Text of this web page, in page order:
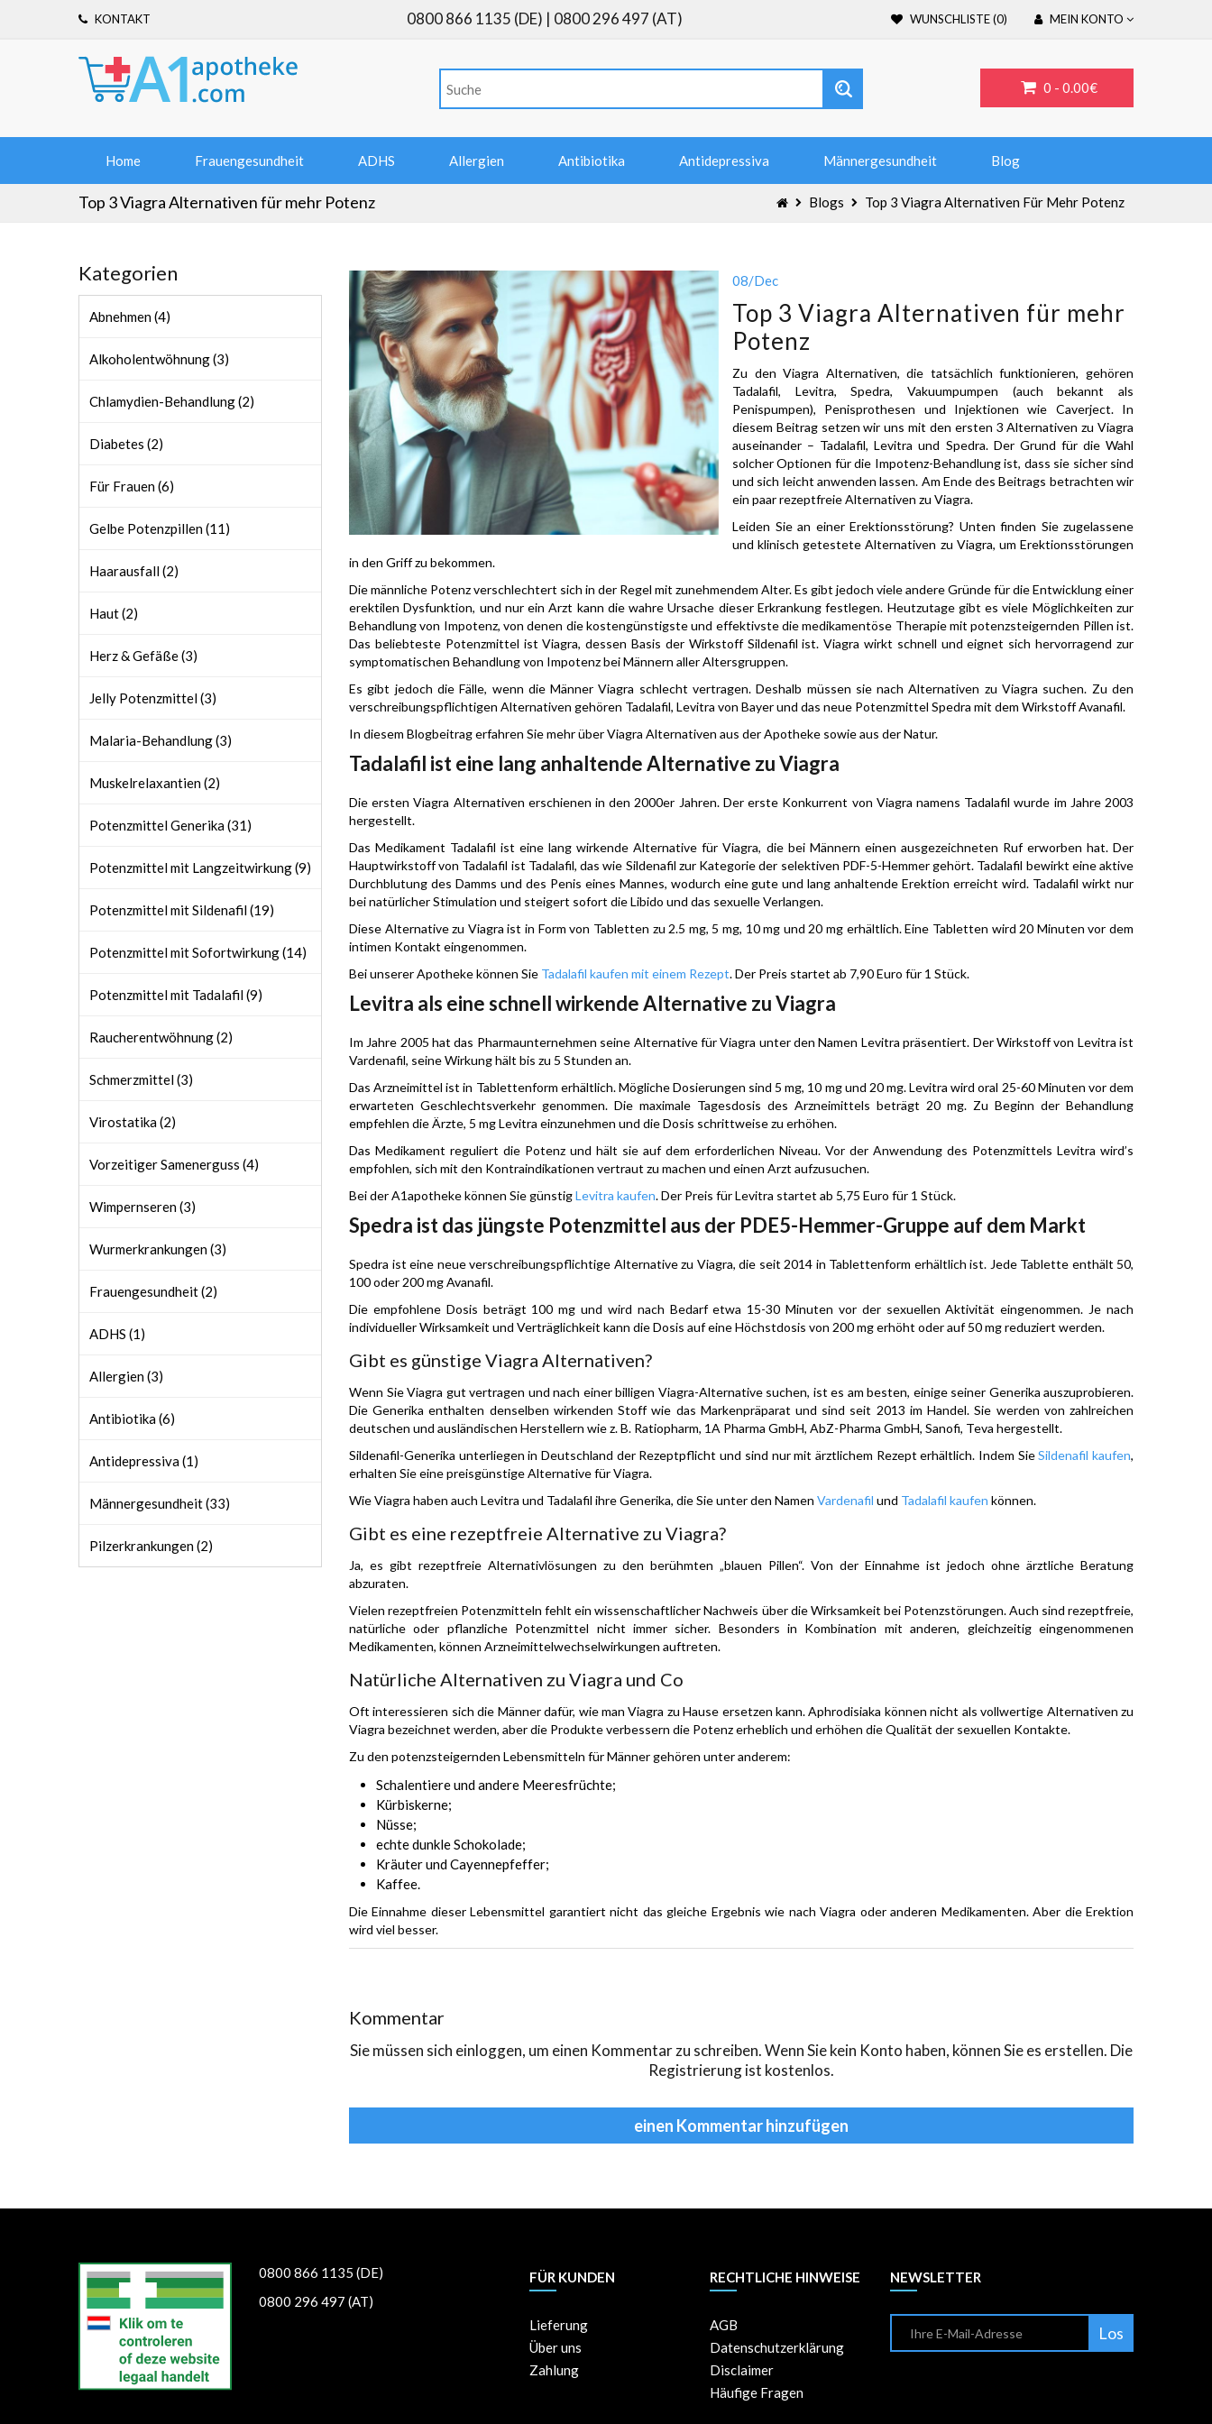
KONTAKT 0800 866 1135 (DE) | 0800 296 497 (AT) WUNSCHLISTE (0) MEIN KONTO
0 - 0.00€
Home Frauengesundheit ADHS Allergien Antibiotika Antidepressiva Männergesundheit Blog
Top 3 Viagra Alternativen für mehr Potenz Blogs Top 3 Viagra Alternativen Für Mehr Potenz
Kategorien
Abnehmen (4)
Alkoholentwöhnung (3)
Chlamydien-Behandlung (2)
Diabetes (2)
Für Frauen (6)
Gelbe Potenzpillen (11)
Haarausfall (2)
Haut (2)
Herz & Gefäße (3)
Jelly Potenzmittel (3)
Malaria-Behandlung (3)
Muskelrelaxantien (2)
Potenzmittel Generika (31)
Potenzmittel mit Langzeitwirkung (9)
Potenzmittel mit Sildenafil (19)
Potenzmittel mit Sofortwirkung (14)
Potenzmittel mit Tadalafil (9)
Raucherentwöhnung (2)
Schmerzmittel (3)
Virostatika (2)
Vorzeitiger Samenerguss (4)
Wimpernseren (3)
Wurmerkrankungen (3)
Frauengesundheit (2)
ADHS (1)
Allergien (3)
Antibiotika (6)
Antidepressiva (1)
Männergesundheit (33)
Pilzerkrankungen (2)
08/Dec
Top 3 Viagra Alternativen für mehr
Potenz
Zu den Viagra Alternativen, die tatsächlich funktionieren, gehören
Tadalafil, Levitra, Spedra, Vakuumpumpen (auch bekannt als
Penispumpen), Penisprothesen und Injektionen wie Caverject. In
diesem Beitrag setzen wir uns mit den ersten 3 Alternativen zu Viagra
auseinander – Tadalafil, Levitra und Spedra. Der Grund für die Wahl
solcher Optionen für die Impotenz-Behandlung ist, dass sie sicher sind
und sich leicht anwenden lassen. Am Ende des Beitrags betrachten wir
ein paar rezeptfreie Alternativen zu Viagra.
Leiden Sie an einer Erektionsstörung? Unten finden Sie zugelassene
und klinisch getestete Alternativen zu Viagra, um Erektionsstörungen
in den Griff zu bekommen.
Die männliche Potenz verschlechtert sich in der Regel mit zunehmendem Alter. Es gibt jedoch viele andere Gründe für die Entwicklung einer
erektilen Dysfunktion, und nur ein Arzt kann die wahre Ursache dieser Erkrankung festlegen. Heutzutage gibt es viele Möglichkeiten zur
Behandlung von Impotenz, von denen die kostengünstigste und effektivste die medikamentöse Therapie mit potenzsteigernden Pillen ist.
Das beliebteste Potenzmittel ist Viagra, dessen Basis der Wirkstoff Sildenafil ist. Viagra wirkt schnell und eignet sich hervorragend zur
symptomatischen Behandlung von Impotenz bei Männern aller Altersgruppen.
Es gibt jedoch die Fälle, wenn die Männer Viagra schlecht vertragen. Deshalb müssen sie nach Alternativen zu Viagra suchen. Zu den
verschreibungspflichtigen Alternativen gehören Tadalafil, Levitra von Bayer und das neue Potenzmittel Spedra mit dem Wirkstoff Avanafil.
In diesem Blogbeitrag erfahren Sie mehr über Viagra Alternativen aus der Apotheke sowie aus der Natur.
Tadalafil ist eine lang anhaltende Alternative zu Viagra
Die ersten Viagra Alternativen erschienen in den 2000er Jahren. Der erste Konkurrent von Viagra namens Tadalafil wurde im Jahre 2003
hergestellt.
Das Medikament Tadalafil ist eine lang wirkende Alternative für Viagra, die bei Männern einen ausgezeichneten Ruf erworben hat. Der
Hauptwirkstoff von Tadalafil ist Tadalafil, das wie Sildenafil zur Kategorie der selektiven PDF-5-Hemmer gehört. Tadalafil bewirkt eine aktive
Durchblutung des Damms und des Penis eines Mannes, wodurch eine gute und lang anhaltende Erektion erreicht wird. Tadalafil wirkt nur
bei natürlicher Stimulation und steigert sofort die Libido und das sexuelle Verlangen.
Diese Alternative zu Viagra ist in Form von Tabletten zu 2.5 mg, 5 mg, 10 mg und 20 mg erhältlich. Eine Tabletten wird 20 Minuten vor dem
intimen Kontakt eingenommen.
Bei unserer Apotheke können Sie Tadalafil kaufen mit einem Rezept. Der Preis startet ab 7,90 Euro für 1 Stück.
Levitra als eine schnell wirkende Alternative zu Viagra
Im Jahre 2005 hat das Pharmaunternehmen seine Alternative für Viagra unter den Namen Levitra präsentiert. Der Wirkstoff von Levitra ist
Vardenafil, seine Wirkung hält bis zu 5 Stunden an.
Das Arzneimittel ist in Tablettenform erhältlich. Mögliche Dosierungen sind 5 mg, 10 mg und 20 mg. Levitra wird oral 25-60 Minuten vor dem
erwarteten Geschlechtsverkehr genommen. Die maximale Tagesdosis des Arzneimittels beträgt 20 mg. Zu Beginn der Behandlung
empfehlen die Ärzte, 5 mg Levitra einzunehmen und die Dosis schrittweise zu erhöhen.
Das Medikament reguliert die Potenz und hält sie auf dem erforderlichen Niveau. Vor der Anwendung des Potenzmittels Levitra wird’s
empfohlen, sich mit den Kontraindikationen vertraut zu machen und einen Arzt aufzusuchen.
Bei der A1apotheke können Sie günstigLevitra kaufen. Der Preis für Levitra startet ab 5,75 Euro für 1 Stück.
Spedra ist das jüngste Potenzmittel aus der PDE5-Hemmer-Gruppe auf dem Markt
Spedra ist eine neue verschreibungspflichtige Alternative zu Viagra, die seit 2014 in Tablettenform erhältlich ist. Jede Tablette enthält 50,
100 oder 200 mg Avanafil.
Die empfohlene Dosis beträgt 100 mg und wird nach Bedarf etwa 15-30 Minuten vor der sexuellen Aktivität eingenommen. Je nach
individueller Wirksamkeit und Verträglichkeit kann die Dosis auf eine Höchstdosis von 200 mg erhöht oder auf 50 mg reduziert werden.
Gibt es günstige Viagra Alternativen?
Wenn Sie Viagra gut vertragen und nach einer billigen Viagra-Alternative suchen, ist es am besten, einige seiner Generika auszuprobieren.
Die Generika enthalten denselben wirkenden Stoff wie das Markenpräparat und sind seit 2013 im Handel. Sie werden von zahlreichen
deutschen und ausländischen Herstellern wie z. B. Ratiopharm, 1A Pharma GmbH, AbZ-Pharma GmbH, Sanofi, Teva hergestellt.
Sildenafil-Generika unterliegen in Deutschland der Rezeptpflicht und sind nur mit ärztlichem Rezept erhältlich. Indem SieSildenafil kaufen,
erhalten Sie eine preisgünstige Alternative für Viagra.
Wie Viagra haben auch Levitra und Tadalafil ihre Generika, die Sie unter den Namen Vardenafil und Tadalafil kaufen können.
Gibt es eine rezeptfreie Alternative zu Viagra?
Ja, es gibt rezeptfreie Alternativlösungen zu den berühmten „blauen Pillen“. Von der Einnahme ist jedoch ohne ärztliche Beratung
abzuraten.
Vielen rezeptfreien Potenzmitteln fehlt ein wissenschaftlicher Nachweis über die Wirksamkeit bei Potenzstörungen. Auch sind rezeptfreie,
natürliche oder pflanzliche Potenzmittel nicht immer sicher. Besonders in Kombination mit anderen, gleichzeitig eingenommenen
Medikamenten, können Arzneimittelwechselwirkungen auftreten.
Natürliche Alternativen zu Viagra und Co
Oft interessieren sich die Männer dafür, wie man Viagra zu Hause ersetzen kann. Aphrodisiaka können nicht als vollwertige Alternativen zu
Viagra bezeichnet werden, aber die Produkte verbessern die Potenz erheblich und erhöhen die Qualität der sexuellen Kontakte.
Zu den potenzsteigernden Lebensmitteln für Männer gehören unter anderem:
Schalentiere und andere Meeresfrüchte;
Kürbiskerne;
Nüsse;
echte dunkle Schokolade;
Kräuter und Cayennepfeffer;
Kaffee.
Die Einnahme dieser Lebensmittel garantiert nicht das gleiche Ergebnis wie nach Viagra oder anderen Medikamenten. Aber die Erektion
wird viel besser.
Kommentar
Sie müssen sich einloggen, um einen Kommentar zu schreiben. Wenn Sie kein Konto haben, können Sie es erstellen. Die
Registrierung ist kostenlos.
einen Kommentar hinzufügen
0800 866 1135 (DE)
0800 296 497 (AT)
FÜR KUNDEN
Lieferung
Über uns
Zahlung
RECHTLICHE HINWEISE
AGB
Datenschutzerklärung
Disclaimer
Häufige Fragen
NEWSLETTER
Los